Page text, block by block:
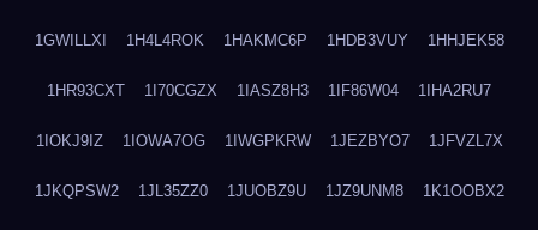
1GWILLXI 1H4L4ROK 1HAKMC6P 1HDB3VUY 1HHJEK58
1HR93CXT 1I70CGZX 1IASZ8H3 1IF86W04 1IHA2RU7
1IOKJ9IZ 1IOWA7OG 1IWGPKRW 1JEZBYO7 1JFVZL7X
1JKQPSW2 1JL35ZZ0 1JUOBZ9U 1JZ9UNM8 1K1OOBX2